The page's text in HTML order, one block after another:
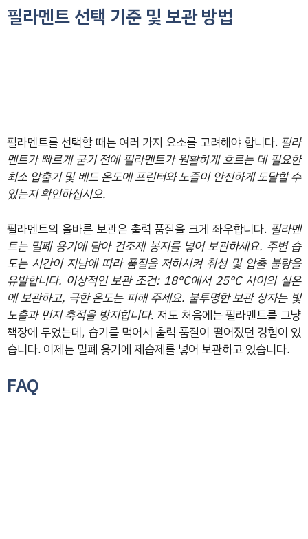
필라멘트 선택 기준 및 보관 방법
필라멘트를 선택할 때는 여러 가지 요소를 고려해야 합니다. 필라
멘트가 빠르게 굳기 전에 필라멘트가 원활하게 흐르는 데 필요한
최소 압출기 및 베드 온도에 프린터와 노즐이 안전하게 도달할 수
있는지 확인하십시오.
필라멘트의 올바른 보관은 출력 품질을 크게 좌우합니다. 필라멘
트는 밀폐 용기에 담아 건조제 봉지를 넣어 보관하세요. 주변 습
도는 시간이 지남에 따라 품질을 저하시켜 취성 및 압출 불량을
유발합니다. 이상적인 보관 조건: 18°C에서 25°C 사이의 실온
에 보관하고, 극한 온도는 피해 주세요. 불투명한 보관 상자는 빛
노출과 먼지 축적을 방지합니다. 저도 처음에는 필라멘트를 그냥
책장에 두었는데, 습기를 먹어서 출력 품질이 떨어졌던 경험이 있
습니다. 이제는 밀폐 용기에 제습제를 넣어 보관하고 있습니다.
FAQ